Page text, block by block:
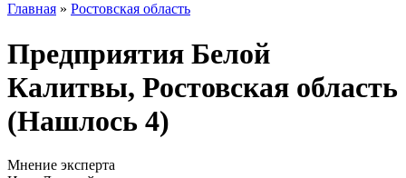
Главная » Ростовская область
Предприятия Белой
Калитвы, Ростовская область
(Нашлось 4)
Мнение эксперта